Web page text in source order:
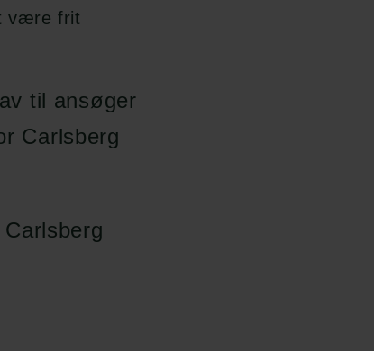
være frit
til ansøger
Carlsberg